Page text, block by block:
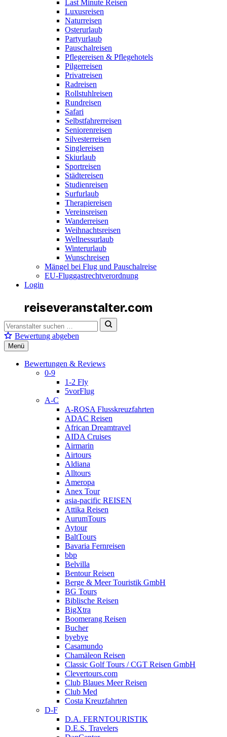
Last Minute Reisen
Luxusreisen
Naturreisen
Osterurlaub
Partyurlaub
Pauschalreisen
Pflegereisen & Pflegehotels
Pilgerreisen
Privatreisen
Radreisen
Rollstuhlreisen
Rundreisen
Safari
Selbstfahrerreisen
Seniorenreisen
Silvesterreisen
Singlereisen
Skiurlaub
Sportreisen
Städtereisen
Studienreisen
Surfurlaub
Therapiereisen
Vereinsreisen
Wanderreisen
Weihnachtsreisen
Wellnessurlaub
Winterurlaub
Wunschreisen
Mängel bei Flug und Pauschalreise
EU-Fluggastrechtverordnung
Login
reiseveranstalter.com
Bewertung abgeben
Menü
Bewertungen & Reviews
0-9
1-2 Fly
5vorFlug
A-C
A-ROSA Flusskreuzfahrten
ADAC Reisen
African Dreamtravel
AIDA Cruises
Airmarin
Airtours
Aldiana
Alltours
Ameropa
Anex Tour
asia-pacific REISEN
Attika Reisen
AurumTours
Aytour
BaltTours
Bavaria Fernreisen
bbp
Belvilla
Bentour Reisen
Berge & Meer Touristik GmbH
BG Tours
Biblische Reisen
BigXtra
Boomerang Reisen
Bucher
byebye
Casamundo
Chamäleon Reisen
Classic Golf Tours / CGT Reisen GmbH
Clevertours.com
Club Blaues Meer Reisen
Club Med
Costa Kreuzfahrten
D-F
D.A. FERNTOURISTIK
D.E.S. Travelers